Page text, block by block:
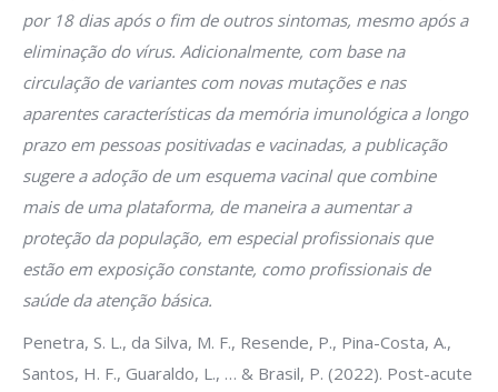
por 18 dias após o fim de outros sintomas, mesmo após a
eliminação do vírus. Adicionalmente, com base na
circulação de variantes com novas mutações e nas
aparentes características da memória imunológica a longo
prazo em pessoas positivadas e vacinadas, a publicação
sugere a adoção de um esquema vacinal que combine
mais de uma plataforma, de maneira a aumentar a
proteção da população, em especial profissionais que
estão em exposição constante, como profissionais de
saúde da atenção básica.
Penetra, S. L., da Silva, M. F., Resende, P., Pina-Costa, A.,
Santos, H. F., Guaraldo, L., … & Brasil, P. (2022). Post-acute